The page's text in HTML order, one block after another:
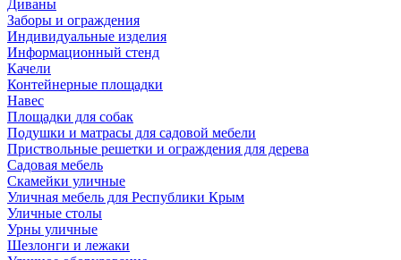
Диваны
Заборы и ограждения
Индивидуальные изделия
Информационный стенд
Качели
Контейнерные площадки
Навес
Площадки для собак
Подушки и матрасы для садовой мебели
Приствольные решетки и ограждения для дерева
Садовая мебель
Скамейки уличные
Уличная мебель для Республики Крым
Уличные столы
Урны уличные
Шезлонги и лежаки